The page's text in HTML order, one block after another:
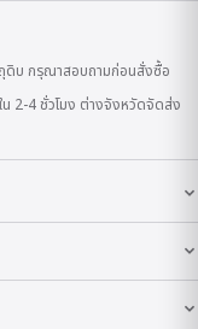
ถุดิบ กรุณาสอบถามก่อนสั่งซื้อ
2-4 ชั่วโมง ต่างจังหวัดจัดส่ง